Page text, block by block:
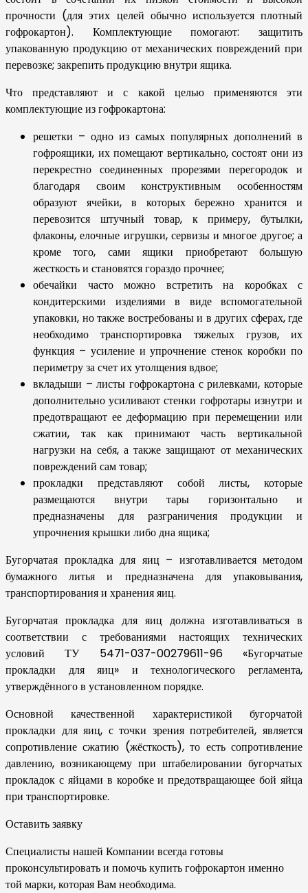
прочности (для этих целей обычно используется плотный
гофрокартон). Комплектующие помогают: защитить
упакованную продукцию от механических повреждений при
перевозке; закрепить продукцию внутри ящика.
Что представляют и с какой целью применяются эти
комплектующие из гофрокартона:
решетки – одно из самых популярных дополнений в
гофроящики, их помещают вертикально, состоят они из
перекрестно соединенных прорезями перегородок и
благодаря своим конструктивным особенностям
образуют ячейки, в которых бережно хранится и
перевозится штучный товар, к примеру, бутылки,
флаконы, елочные игрушки, сервизы и многое другое; а
кроме того, сами ящики приобретают большую
жесткость и становятся гораздо прочнее;
обечайки часто можно встретить на коробках с
кондитерскими изделиями в виде вспомогательной
упаковки, но также востребованы и в других сферах, где
необходимо транспортировка тяжелых грузов, их
функция – усиление и упрочнение стенок коробки по
периметру за счет их утолщения вдвое;
вкладыши – листы гофрокартона с рилевками, которые
дополнительно усиливают стенки гофротары изнутри и
предотвращают ее деформацию при перемещении или
сжатии, так как принимают часть вертикальной
нагрузки на себя, а также защищают от механических
повреждений сам товар;
прокладки представляют собой листы, которые
размещаются внутри тары горизонтально и
предназначены для разграничения продукции и
упрочнения крышки либо дна ящика;
Бугорчатая прокладка для яиц – изготавливается методом
бумажного литья и предназначена для упаковывания,
транспортирования и хранения яиц.
Бугорчатая прокладка для яиц должна изготавливаться в
соответствии с требованиями настоящих технических
условий ТУ 5471-037-00279611-96 «Бугорчатые
прокладки для яиц» и технологического регламента,
утверждённого в установленном порядке.
Основной качественной характеристикой бугорчатой
прокладки для яиц, с точки зрения потребителей, является
сопротивление сжатию (жёсткость), то есть сопротивление
давлению, возникающему при штабелировании бугорчатых
прокладок с яйцами в коробке и предотвращающее бой яйца
при транспортировке.
Оставить заявку
Специалисты нашей Компании всегда готовы
проконсультировать и помочь купить гофрокартон именно
той марки, которая Вам необходима.